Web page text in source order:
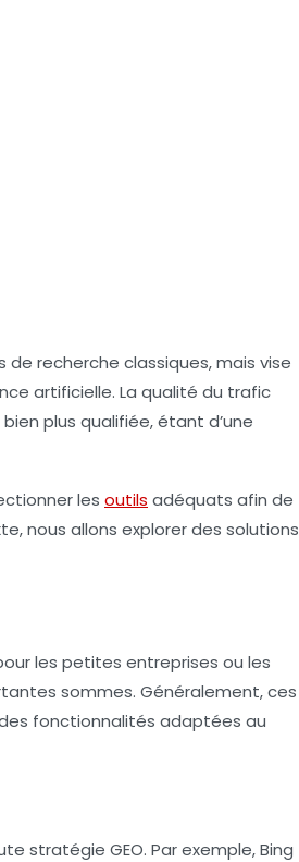
de recherche classiques, mais vise
artificielle. La qualité du trafic
plus qualifiée, étant d’une
les outils adéquats afin de
nous allons explorer des solutions
les petites entreprises ou les
sommes. Généralement, ces
fonctionnalités adaptées au
stratégie GEO. Par exemple,Bing